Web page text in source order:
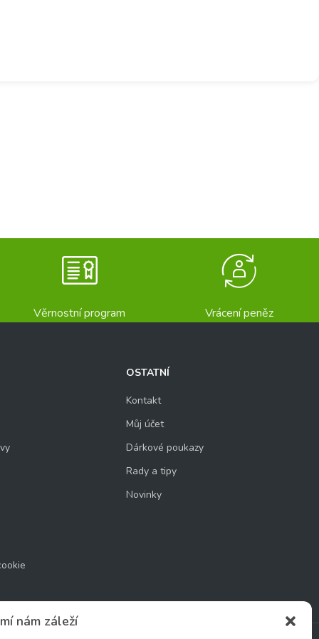
nám záleží
Věrnostní program Vrácení peněz
OSTATNÍ
Kontakt
Můj účet
Dárkové poukazy
Rady a tipy
Novinky